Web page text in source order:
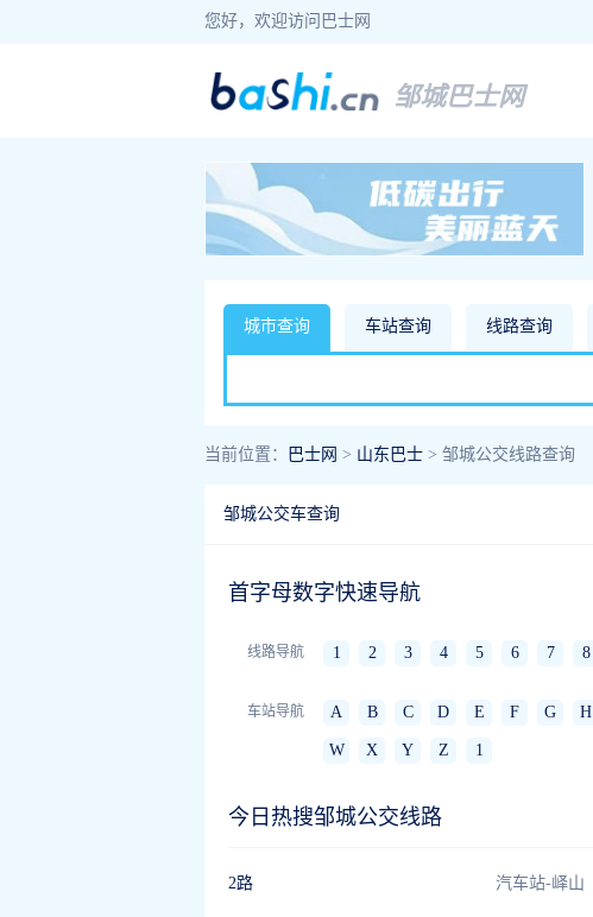
您好，欢迎访问巴士网
邹城巴士网
城市查询 车站查询 线路查询
当前位置： 巴士网 > 山东巴士 > 邹城公交线路查询
邹城公交车查询
首字母数字快速导航
线路导航 1 2 3 4 5 6 7 8
车站导航 A B C D E F G H
W X Y Z 1
今日热搜邹城公交线路
2路 汽车站-峄山